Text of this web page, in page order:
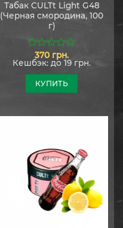
Табак CULTt Light G48
(Черная смородина, 100
г)
из
5
370 грн.
Кешбэк: до 19 грн.
КУПИТЬ